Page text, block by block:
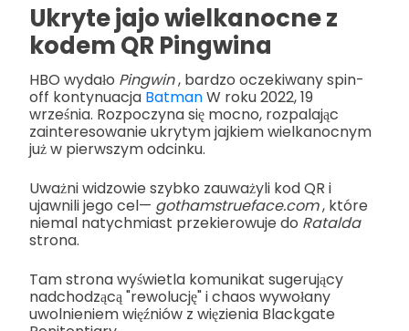
Ukryte jajo wielkanocne z
kodem QR Pingwina
HBO wydało Pingwin, bardzo oczekiwany spin-
off kontynuacja BatmanW roku 2022, 19
września. Rozpoczyna się mocno, rozpalając
zainteresowanie ukrytym jajkiem wielkanocnym
już w pierwszym odcinku.
Uważni widzowie szybko zauważyli kod QR i
ujawnili jego cel— gothamstrueface.com, które
niemal natychmiast przekierowuje do Ratalda
strona.
Tam strona wyświetla komunikat sugerujący
nadchodzącą "rewolucję" i chaos wywołany
uwolnieniem więźniów z więzienia Blackgate